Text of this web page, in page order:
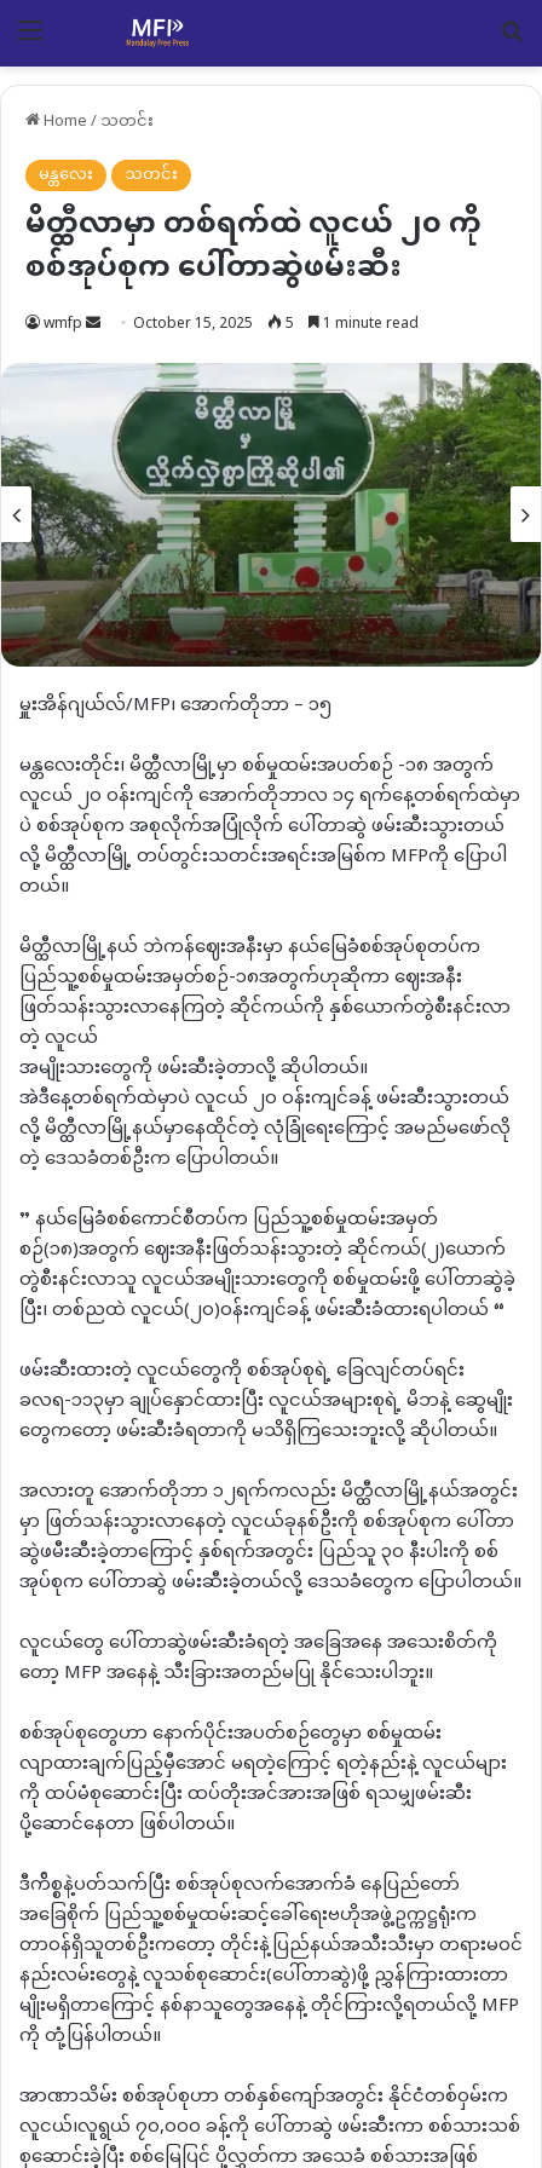
Menu
Home/သတင်း
မန္တလေး
သတင်း
မိတ္ထီလာမှာ တစ်ရက်ထဲ လူငယ် ၂၀ ကို
စစ်အုပ်စုက ပေါ်တာဆွဲဖမ်းဆီး
wmfp SendOctober 15, 2025 5 1 minute read
မှူးအိန်ဂျယ်လ်/MFP၊ အောက်တိုဘာ – ၁၅
မန္တလေးတိုင်း၊ မိတ္ထီလာမြို့မှာ စစ်မှုထမ်းအပတ်စဉ် -၁၈ အတွက်
လူငယ် ၂၀ ဝန်းကျင်ကို အောက်တိုဘာလ ၁၄ ရက်နေ့တစ်ရက်ထဲမှာ
ပဲ စစ်အုပ်စုက အစုလိုက်အပြုံလိုက် ပေါ်တာဆွဲ ဖမ်းဆီးသွားတယ်
လို့ မိတ္ထီလာမြို့ တပ်တွင်းသတင်းအရင်းအမြစ်က MFPကို ပြောပါ
တယ်။
မိတ္ထီလာမြို့နယ် ဘဲကန်ဈေးအနီးမှာ နယ်မြေခံစစ်အုပ်စုတပ်က
ပြည်သူ့စစ်မှုထမ်းအမှတ်စဉ်-၁၈အတွက်ဟုဆိုကာ ဈေးအနီး
ဖြတ်သန်းသွားလာနေကြတဲ့ ဆိုင်ကယ်ကို နှစ်ယောက်တွဲစီးနင်းလာ
တဲ့ လူငယ်
အမျိုးသားတွေကို ဖမ်းဆီးခဲ့တာလို့ ဆိုပါတယ်။
အဲဒီနေ့တစ်ရက်ထဲမှာပဲ လူငယ် ၂၀ ဝန်းကျင်ခန့် ဖမ်းဆီးသွားတယ်
လို့ မိတ္ထီလာမြို့နယ်မှာနေထိုင်တဲ့ လုံခြုံရေးကြောင့် အမည်မဖော်လို
တဲ့ ဒေသခံတစ်ဦးက ပြောပါတယ်။
” နယ်မြေခံစစ်ကောင်စီတပ်က ပြည်သူ့စစ်မှုထမ်းအမှတ်
စဉ်(၁၈)အတွက် ဈေးအနီးဖြတ်သန်းသွားတဲ့ ဆိုင်ကယ်(၂)ယောက်
တွဲစီးနင်းလာသူ လူငယ်အမျိုးသားတွေကို စစ်မှုထမ်းဖို့ ပေါ်တာဆွဲခဲ့
ပြီး၊ တစ်ညထဲ လူငယ်(၂၀)ဝန်းကျင်ခန့် ဖမ်းဆီးခံထားရပါတယ် “
ဖမ်းဆီးထားတဲ့ လူငယ်တွေကို စစ်အုပ်စုရဲ့ ခြေလျင်တပ်ရင်း
ခလရ-၁၁၃မှာ ချုပ်နှောင်ထားပြီး လူငယ်အများစုရဲ့ မိဘနဲ့ ဆွေမျိုး
တွေကတော့ ဖမ်းဆီးခံရတာကို မသိရှိကြသေးဘူးလို့ ဆိုပါတယ်။
အလားတူ အောက်တိုဘာ ၁၂ရက်ကလည်း မိတ္ထီလာမြို့နယ်အတွင်း
မှာ ဖြတ်သန်းသွားလာနေတဲ့ လူငယ်ခုနစ်ဦးကို စစ်အုပ်စုက ပေါ်တာ
ဆွဲဖမီးဆီးခဲ့တာကြောင့် နှစ်ရက်အတွင်း ပြည်သူ ၃၀ နီးပါးကို စစ်
အုပ်စုက ပေါ်တာဆွဲ ဖမ်းဆီးခဲ့တယ်လို့ ဒေသခံတွေက ပြောပါတယ်။
လူငယ်တွေ ပေါ်တာဆွဲဖမ်းဆီးခံရတဲ့ အခြေအနေ အသေးစိတ်ကို
တော့ MFP အနေနဲ့ သီးခြားအတည်မပြု နိုင်သေးပါဘူး။
စစ်အုပ်စုတွေဟာ နောက်ပိုင်းအပတ်စဉ်တွေမှာ စစ်မှုထမ်း
လျာထားချက်ပြည့်မှီအောင် မရတဲ့ကြောင့် ရတဲ့နည်းနဲ့ လူငယ်များ
ကို ထပ်မံစုဆောင်းပြီး ထပ်တိုးအင်အားအဖြစ် ရသမျှဖမ်းဆီး
ပို့ဆောင်နေတာ ဖြစ်ပါတယ်။
ဒီက်ိစ္စနဲ့ပတ်သက်ပြီး စစ်အုပ်စုလက်အောက်ခံ နေပြည်တော်
အခြေစိုက် ပြည်သူ့စစ်မှုထမ်းဆင့်ခေါ်ရေးဗဟိုအဖွဲ့ဥက္ကဋ္ဌရုံးက
တာဝန်ရှိသူတစ်ဦးကတော့ တိုင်းနဲ့ပြည်နယ်အသီးသီးမှာ တရားမဝင်
နည်းလမ်းတွေနဲ့ လူသစ်စုဆောင်း(ပေါ်တာဆွဲ)ဖို့ ညွှန်ကြားထားတာ
မျိုးမရှိတာကြောင့် နစ်နာသူတွေအနေနဲ့ တိုင်ကြားလို့ရတယ်လို့ MFP
ကို တုံ့ပြန်ပါတယ်။
အာဏာသိမ်း စစ်အုပ်စုဟာ တစ်နှစ်ကျော်အတွင်း နိုင်ငံတစ်ဝှမ်းက
လူငယ်၊လူရွယ် ၇၀,၀၀၀ ခန့်ကို ပေါ်တာဆွဲ ဖမ်းဆီးကာ စစ်သားသစ်
စုဆောင်းခဲ့ပြီး စစ်မြေပြင် ပို့လွှတ်ကာ အသေခံ စစ်သားအဖြစ်